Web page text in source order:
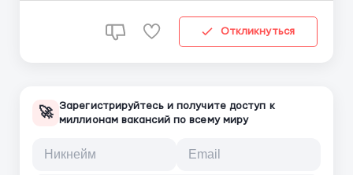
Откликнуться
🚀 Зарегистрируйтесь и получите доступ к
миллионам вакансий по всему миру